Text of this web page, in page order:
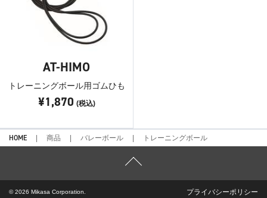
AT-HIMO
トレーニングボール用ゴムひも
¥1,870 (税込)
HOME 商品 バレーボール トレーニングボール
© 2026 Mikasa Corporation. プライバシーポリシー